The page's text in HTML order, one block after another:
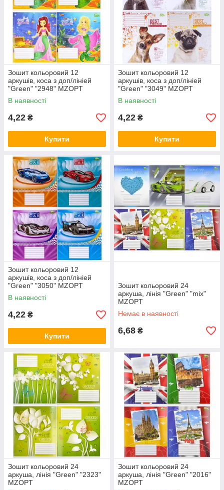
Зошит кольоровий 12
аркушів, коса з доп/лініей
"Green" "2948" MZOPT
В наявності
4,22 ₴
Купити
Зошит кольоровий 12
аркушів, коса з доп/лініей
"Green" "3049" MZOPT
В наявності
4,22 ₴
Купити
Зошит кольоровий 12
аркушів, коса з доп/лініей
"Green" "3050" MZOPT
В наявності
4,22 ₴
Купити
Зошит кольоровий 24
аркуша, лінія "Green" "mix"
MZOPT
Немає в наявності
6,68 ₴
Зошит кольоровий 24
аркуша, лінія "Green" "2323"
MZOPT
Зошит кольоровий 24
аркуша, лінія "Green" "2016"
MZOPT